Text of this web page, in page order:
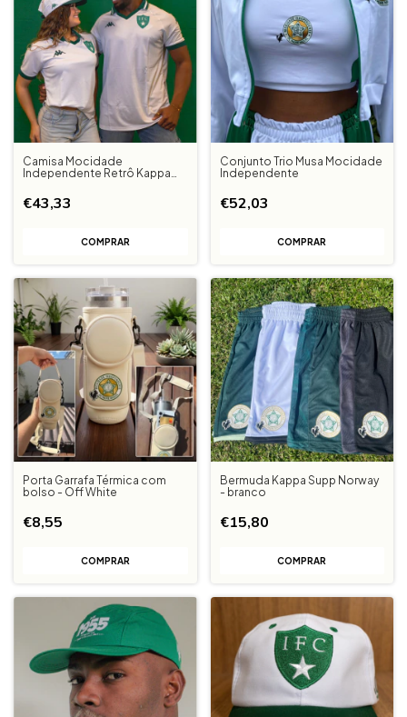
Camisa Mocidade
Independente Retrô Kappa
€43,33
COMPRAR
Conjunto Trio Musa Mocidade
Independente
€52,03
COMPRAR
Porta Garrafa Térmica com
bolso - Off White
€8,55
Bermuda Kappa Supp Norway
- branco
€15,80
COMPRAR